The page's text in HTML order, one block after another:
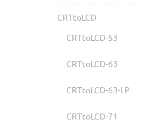
CRTtoLCD
CRTtoLCD-53
CRTtoLCD-63
CRTtoLCD-63-LP
CRTtoLCD-71